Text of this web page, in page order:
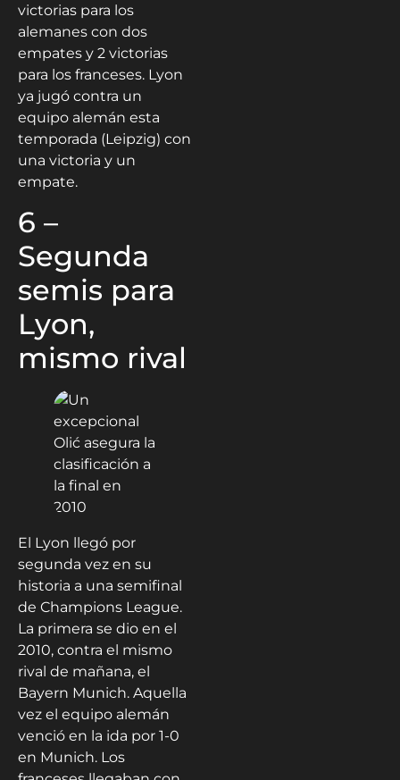
victorias para los
alemanes con dos
empates y 2 victorias
para los franceses. Lyon
ya jugó contra un
equipo alemán esta
temporada (Leipzig) con
una victoria y un
empate.
6 –
Segunda
semis para
Lyon,
mismo rival
El Lyon llegó por
segunda vez en su
historia a una semifinal
de Champions League.
La primera se dio en el
2010, contra el mismo
rival de mañana, el
Bayern Munich. Aquella
vez el equipo alemán
venció en la ida por 1-0
en Munich. Los